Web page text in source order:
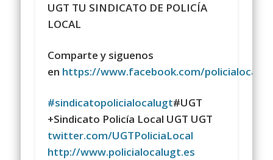
UGT TU SINDICATO DE POLICÍA
LOCAL
Comparte y siguenos
en https://www.facebook.com/
#sindicatopolicialocalugt#UGT
+Sindicato Policía Local UGT UGT
twitter.com/UGTPoliciaLocal
http://www.policialocalugt.es